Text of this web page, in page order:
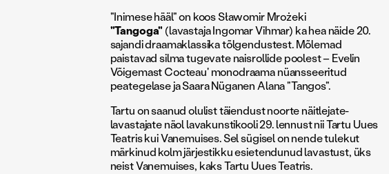
"Inimese hääl" on koos Sławomir Mrożeki
"Tangoga"(lavastaja Ingomar Vihmar) ka hea näide 20.
sajandi draamaklassika tõlgendustest. Mõlemad
paistavad silma tugevate naisrollide poolest – Evelin
Võigemast Cocteau' monodraama nüansseeritud
peategelase ja Saara Nüganen Alana "Tangos".
Tartu on saanud olulist täiendust noorte näitlejate-
lavastajate näol lavakunstikooli 29. lennust nii Tartu Uues
Teatris kui Vanemuises. Sel sügisel on nende tulekut
märkinud kolm järjestikku esietendunud lavastust, üks
neist Vanemuises, kaks Tartu Uues Teatris.